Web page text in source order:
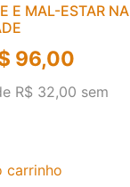
E MAL-ESTAR NA
96,00
R$ 32,00 sem
carrinho